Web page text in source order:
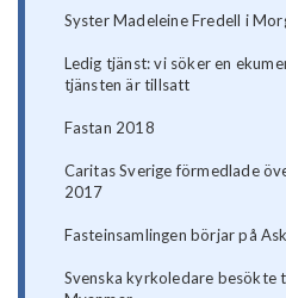
Syster Madeleine Fredell i
Ledig tjänst: vi söker en
tjänsten är tillsatt
Fastan 2018
Caritas Sverige förmedlade
2017
Fasteinsamlingen börjar på
Svenska kyrkoledare besökte